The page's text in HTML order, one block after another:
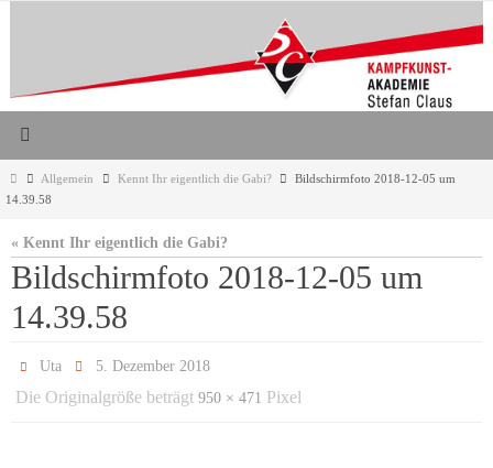
StartAllgemein Kennt Ihr eigentlich die Gabi?
Bildschirmfoto 2018-12-05 um
14.39.58
« Kennt Ihr eigentlich die Gabi?
Bildschirmfoto 2018-12-05 um
14.39.58
Uta 5. Dezember 2018
Die Originalgröße beträgt 950 × 471 Pixel